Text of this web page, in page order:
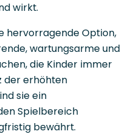
wirkt.
hervorragende Option,
wartungsarme und
die Kinder immer
der erhöhten
sie ein
Spielbereich
bewährt.